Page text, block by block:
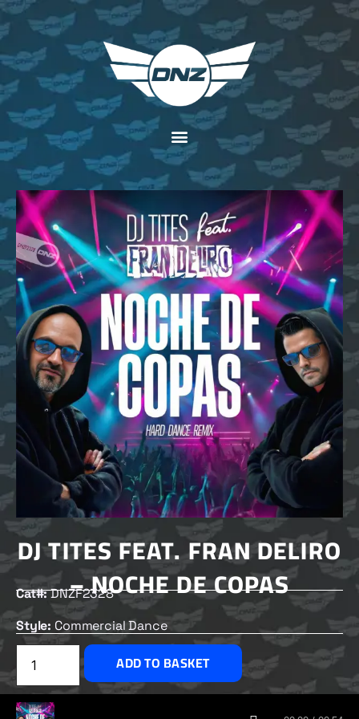
DJ TITES FEAT. FRAN DELIRO
– NOCHE DE COPAS
Cat#:DNZF2328
Style: Commercial Dance
£2.00
ADD TO BASKET